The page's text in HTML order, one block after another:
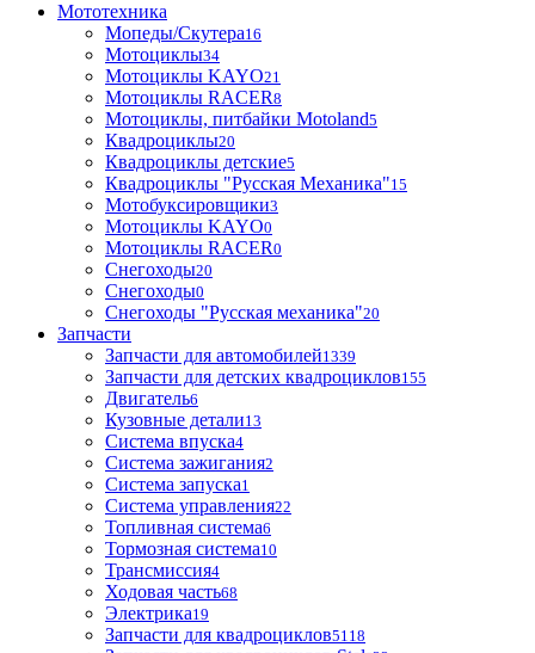
Мототехника
Мопеды/Скутера16
Мотоциклы34
Мотоциклы KAYO21
Мотоциклы RACER8
Мотоциклы, питбайки Motoland5
Квадроциклы20
Квадроциклы детские5
Квадроциклы "Русская Механика"15
Мотобуксировщики3
Мотоциклы KAYO0
Мотоциклы RACER0
Снегоходы20
Снегоходы0
Снегоходы "Русская механика"20
Запчасти
Запчасти для автомобилей1339
Запчасти для детских квадроциклов155
Двигатель6
Кузовные детали13
Система впуска4
Система зажигания2
Система запуска1
Система управления22
Топливная система6
Тормозная система10
Трансмиссия4
Ходовая часть68
Электрика19
Запчасти для квадроциклов5118